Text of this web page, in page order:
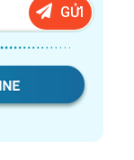
GỬI